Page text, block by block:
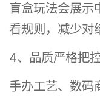
盲盒玩法会展示
看规则，减少对
4、品质严格把控
手办工艺、数码